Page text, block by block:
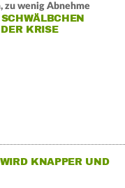
zu wenig Abnehme
KRISE
KNAPPER UND